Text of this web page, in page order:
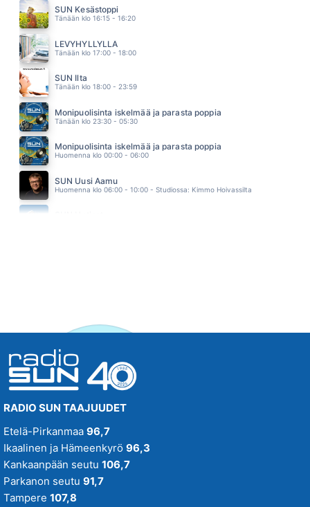
JANNA
07.19
AKI SAMULI
07.10
SUN Kesästoppi
Tänään klo 16:15 - 16:20
LEVYHYLLYLLÄ
Tänään klo 17:00 - 18:00
SUN Ilta
Tänään klo 18:00 - 23:59
Monipuolisinta iskelmää ja parasta poppia
Tänään klo 23:30 - 05:30
Monipuolisinta iskelmää ja parasta poppia
Huomenna klo 00:00 - 06:00
SUN Uusi Aamu
Huomenna klo 06:00 - 10:00 - Studiossa: Kimmo Hoivassilta
RADIO SUN TAAJUUDET
Etelä-Pirkanmaa 96,7
Ikaalinen ja Hämeenkyrö 96,3
Kankaanpään seutu 106,7
Parkanon seutu 91,7
Tampere 107,8